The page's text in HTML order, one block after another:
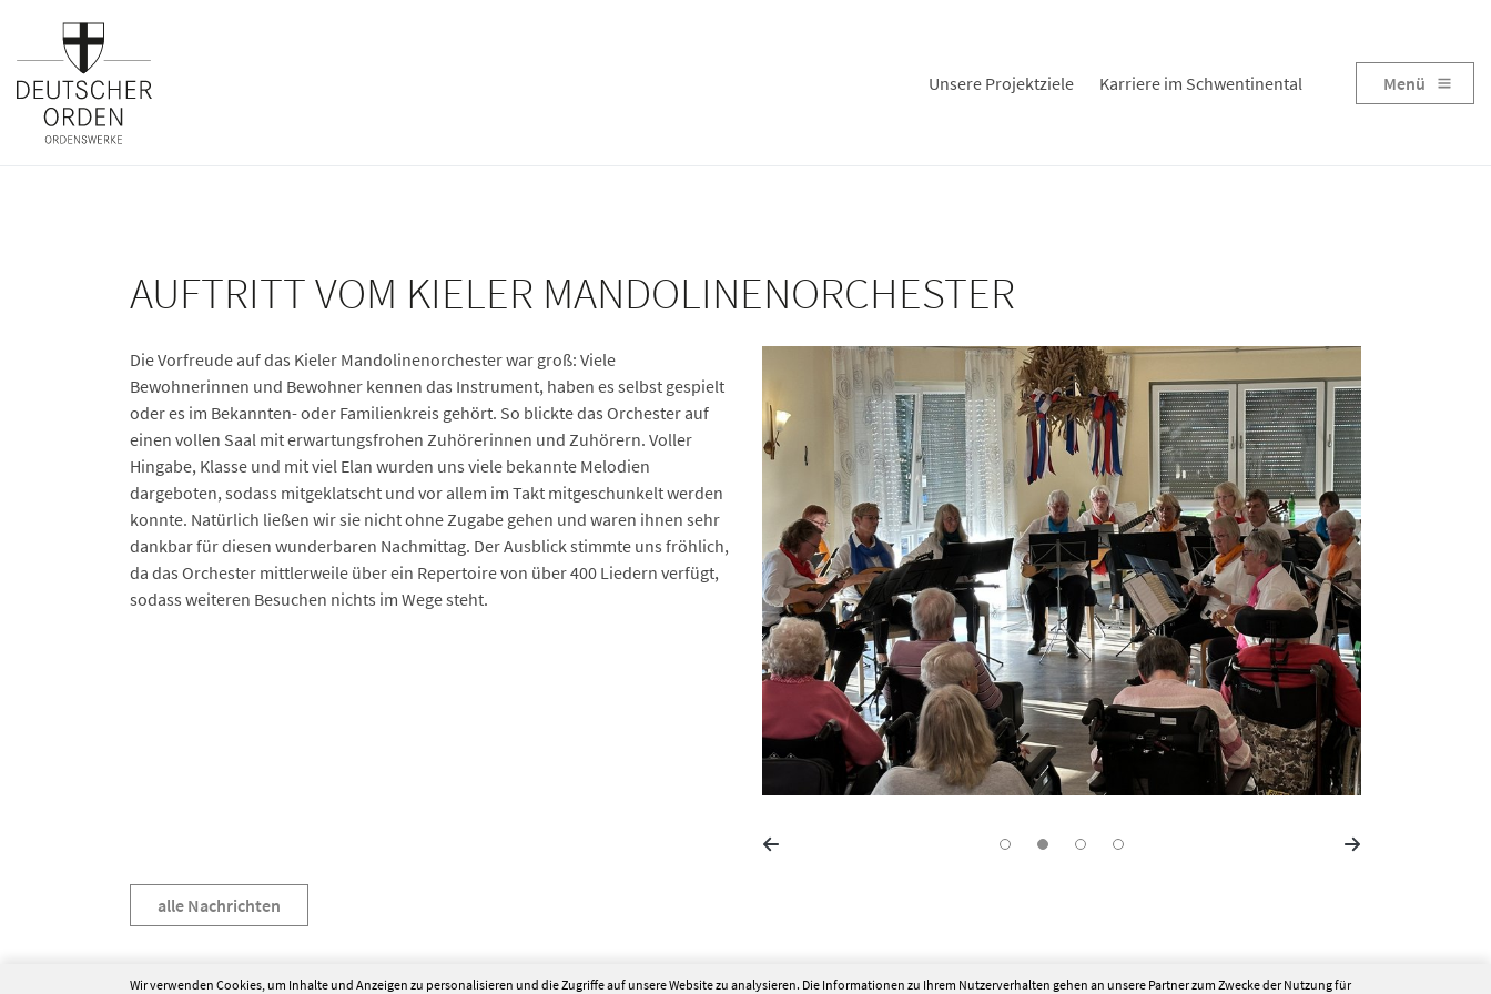
Unsere Projektziele Karriere im Schwentinental Menü
AUFTRITT VOM KIELER MANDOLINENORCHESTER
Die Vorfreude auf das Kieler Mandolinenorchester war groß: Viele
Bewohnerinnen und Bewohner kennen das Instrument, haben es selbst gespielt
oder es im Bekannten- oder Familienkreis gehört. So blickte das Orchester auf
einen vollen Saal mit erwartungsfrohen Zuhörerinnen und Zuhörern. Voller
Hingabe, Klasse und mit viel Elan wurden uns viele bekannte Melodien
dargeboten, sodass mitgeklatscht und vor allem im Takt mitgeschunkelt werden
konnte. Natürlich ließen wir sie nicht ohne Zugabe gehen und waren ihnen sehr
dankbar für diesen wunderbaren Nachmittag. Der Ausblick stimmte uns fröhlich,
da das Orchester mittlerweile über ein Repertoire von über 400 Liedern verfügt,
sodass weiteren Besuchen nichts im Wege steht.
alle Nachrichten
Wir verwenden Cookies, um Inhalte und Anzeigen zu personalisieren und die Zugriffe auf unsere Website zu analysieren. Die Informationen zu Ihrem Nutzerverhalten gehen an unsere Partner zum Zwecke der Nutzung für